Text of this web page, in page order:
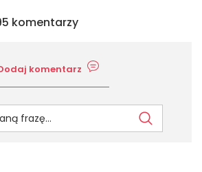
komentarzy
komentarz